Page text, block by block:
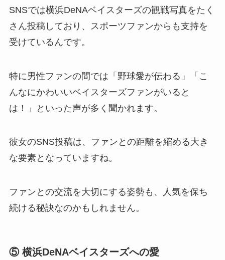
SNSでは横浜DeNAベイスターズの観戦写真をたく
さん投稿しており、スポーツファンからも支持を
受けているんです。
特に男性ファンの間では「野球愛が伝わる」「こ
んなにかわいいベイスターズファンがいると
は！」といった声が多く聞かれます。
彼女のSNS投稿は、ファンとの距離を縮める大き
な要素となっていますね。
ファンとの交流を大切にする姿勢も、人気を保ち
続ける秘訣なのかもしれません。
⑤ 横浜DeNAベイスターズへの愛